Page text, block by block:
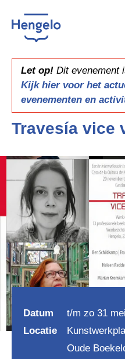
Let op! Dit evenement
Kijk hier voor het
evenementen en
Travesía vice
Datum
t/m zo 31 mei
Locatie
Oude